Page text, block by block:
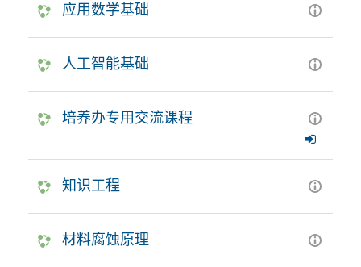
应用数学基础
人工智能基础
培养办专用交流课程
知识工程
材料腐蚀原理